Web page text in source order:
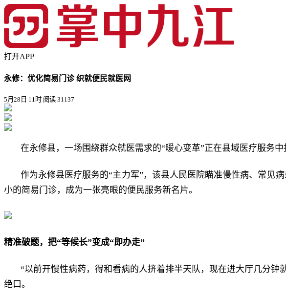
打开APP
永修：优化简易门诊 织就便民就医网
5月28日 11时 阅读 31137
在永修县，一场围绕群众就医需求的“暖心变革”正在县域医疗服务中
作为永修县医疗服务的“主力军”，该县人民医院瞄准慢性病、常见
小的简易门诊，成为一张亮眼的便民服务新名片。
精准破题，把“等候长”变成“即办走”
“以前开慢性病药，得和看病的人挤着排半天队，现在进大厅几分
绝口。